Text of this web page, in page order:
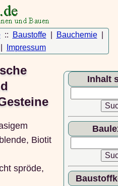
:: Baustoffe| Bauchemie|
Impressum
Biotit
spröde,
Inhalt